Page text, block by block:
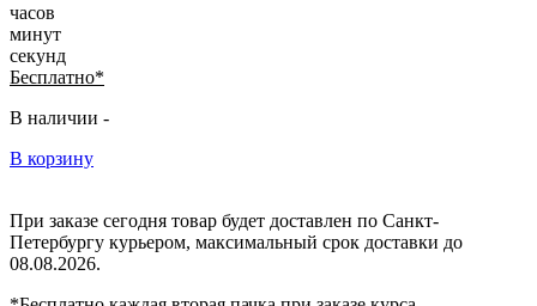
часов
минут
секунд
Бесплатно*
В наличии -
В корзину
При заказе сегодня товар будет доставлен по Санкт-
Петербургу курьером, максимальный срок доставки до
08.08.2026.